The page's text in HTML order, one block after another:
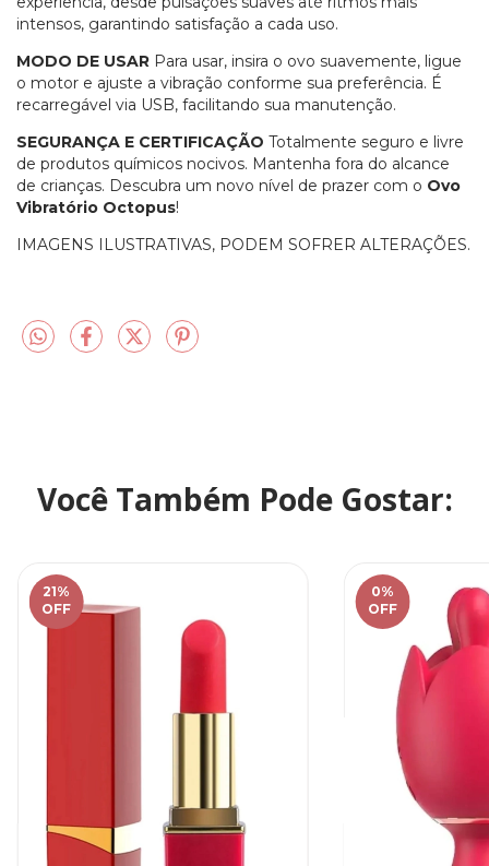
intensos, garantindo satisfação a cada uso.
MODO DE USAR Para usar, insira o ovo suavemente, ligue
o motor e ajuste a vibração conforme sua preferência. É
recarregável via USB, facilitando sua manutenção.
SEGURANÇA E CERTIFICAÇÃO Totalmente seguro e livre
de produtos químicos nocivos. Mantenha fora do alcance
de crianças. Descubra um novo nível de prazer com o Ovo
Vibratório Octopus!
IMAGENS ILUSTRATIVAS, PODEM SOFRER ALTERAÇÕES.
Você Também Pode Gostar:
21%
OFF
0%
OFF